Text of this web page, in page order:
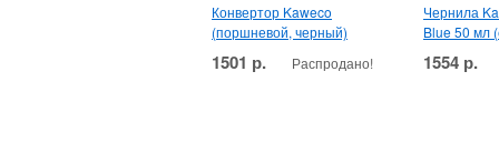
Конвертор Kaweco
(поршневой, черный)
1501 р. Распродано!
Чернила
Blue 50 мл
1554 р.